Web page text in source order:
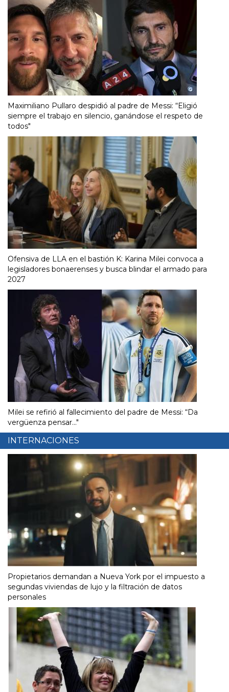
Maximiliano Pullaro despidió al padre de Messi: “Eligió
siempre el trabajo en silencio, ganándose el respeto de
todos"
Ofensiva de LLA en el bastión K: Karina Milei convoca a
legisladores bonaerenses y busca blindar el armado para
2027
Milei se refirió al fallecimiento del padre de Messi: “Da
vergüenza pensar..."
INTERNACIONES
Propietarios demandan a Nueva York por el impuesto a
segundas viviendas de lujo y la filtración de datos
personales